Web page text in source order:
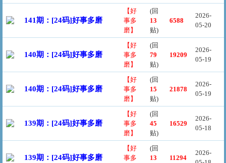
141期：[24码]好事多磨
【好
事多
磨】
(回
13
贴)
6588
2026-
05-20
140期：[24码]好事多磨
【好
事多
磨】
(回
79
贴)
19209
2026-
05-19
140期：[24码]好事多磨
【好
事多
磨】
(回
15
贴)
21878
2026-
05-19
139期：[24码]好事多磨
【好
事多
磨】
(回
45
贴)
16529
2026-
05-18
139期：[24码]好事多磨
【好
事多
(回
13
11294
2026-